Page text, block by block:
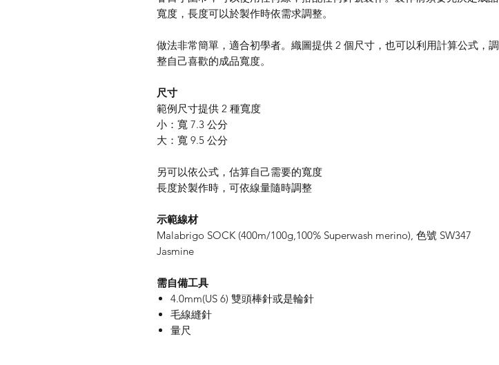
寬度，長度可以於製作時依需求調整。
做法非常簡單，適合初學者。織圖提供 2 個尺寸，也可以利用計算公式，調
整自己喜歡的成品寬度。
尺寸
範例尺寸提供 2 種寬度
小：寬 7.3 公分
大：寬 9.5 公分
另可以依公式，估算自己需要的寬度
長度於製作時，可依線量隨時調整
示範線材
Malabrigo SOCK (400m/100g,100% Superwash merino), 色號 SW347
Jasmine
需自備工具
4.0mm(US 6) 雙頭棒針或是輪針
毛線縫針
量尺